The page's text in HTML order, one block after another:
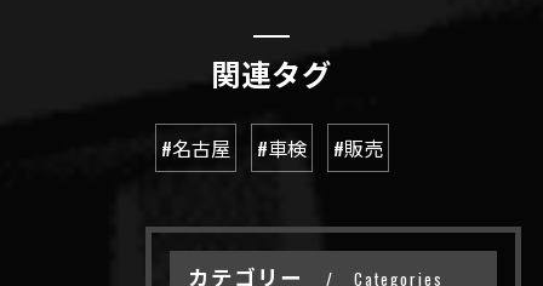
関連タグ
#名古屋 #車検 #販売
カテゴリー Categories